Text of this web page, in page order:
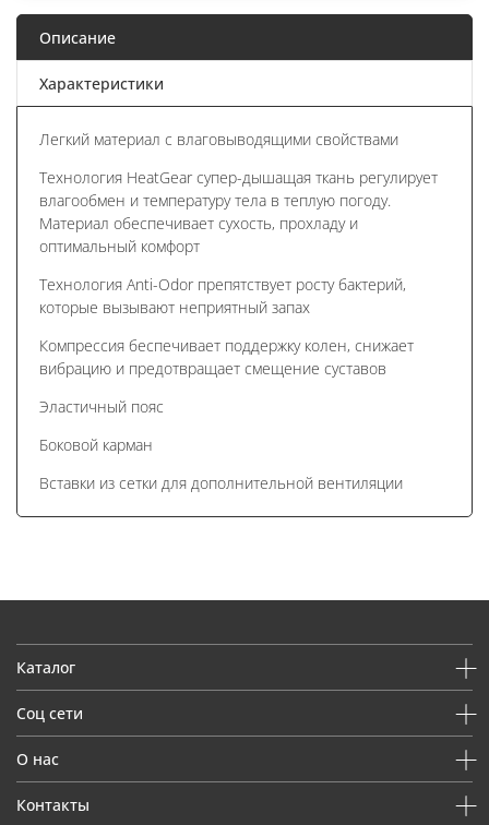
Описание
Характеристики
Легкий материал с влаговыводящими свойствами
Технология HeatGear супер-дышащая ткань регулирует
влагообмен и температуру тела в теплую погоду.
Материал обеспечивает сухость, прохладу и
оптимальный комфорт
Технология Anti-Odor препятствует росту бактерий,
которые вызывают неприятный запах
Компрессия беспечивает поддержку колен, снижает
вибрацию и предотвращает смещение суставов
Эластичный пояс
Боковой карман
Вставки из сетки для дополнительной вентиляции
Каталог
Соц сети
О нас
Контакты